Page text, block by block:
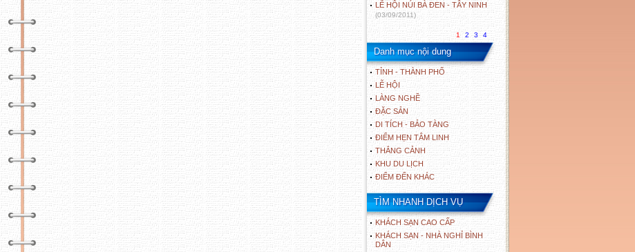
LỄ HỘI NÚI BÀ ĐEN - TÂY NINH
(03/09/2011)
1 2 3 4
Danh mục nội dung
TỈNH - THÀNH PHỐ
LỄ HỘI
LÀNG NGHỀ
ĐẶC SẢN
DI TÍCH - BẢO TÀNG
ĐIỂM HẸN TÂM LINH
THẮNG CẢNH
KHU DU LỊCH
ĐIỂM ĐẾN KHÁC
TÌM NHANH DỊCH VỤ
KHÁCH SẠN CAO CẤP
KHÁCH SẠN - NHÀ NGHỈ BÌNH
DÂN